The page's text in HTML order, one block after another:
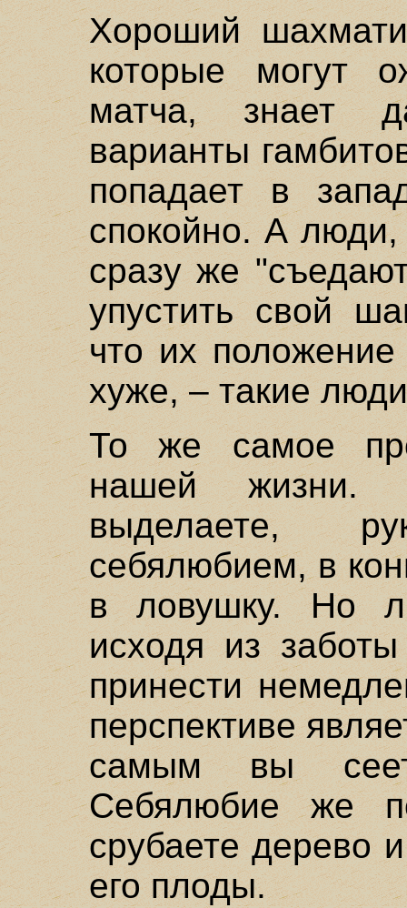
Хороший
которые могут
матча, знает
варианты
попадает в
спокойно. А
сразу же
упустить свой
что их
хуже, – такие
То же самое
нашей жизни.
выделаете,
себялюбием, в
в ловушку. Но
исходя из
принести
перспективе
самым вы
Себялюбие же
срубаете дерево
его плоды.